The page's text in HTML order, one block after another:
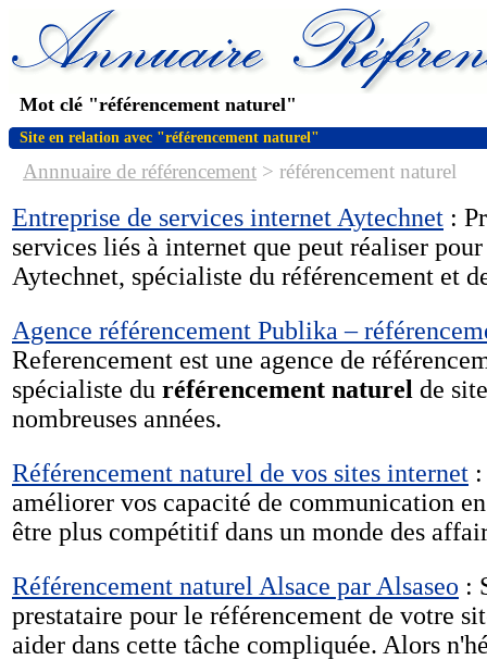
Mot clé "référencement naturel"
Site en relation avec "référencement naturel"
Annnuaire de référencement > référencement naturel
Entreprise de services internet Aytechnet :
services liés à internet que peut réaliser
Aytechnet, spécialiste du référencement et
Agence référencement Publika –
Referencement est une agence de
spécialiste du référencement naturel de
nombreuses années.
Référencement naturel de vos sites internet
améliorer vos capacité de communication
être plus compétitif dans un monde des
Référencement naturel Alsace par Alsaseo :
prestataire pour le référencement de votre
aider dans cette tâche compliquée. Alors